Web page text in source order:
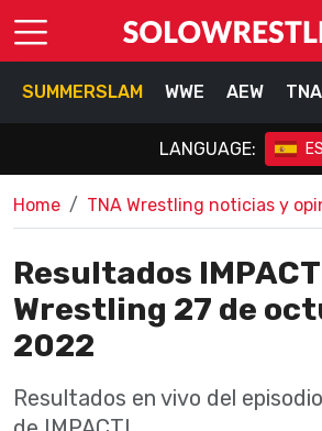
SUMMERSLAM WWE AEW TNA
LANGUAGE: ES
Home TNA Wrestling noticias y
Resultados IMPACT
Wrestling 27 de
2022
Resultados en vivo del